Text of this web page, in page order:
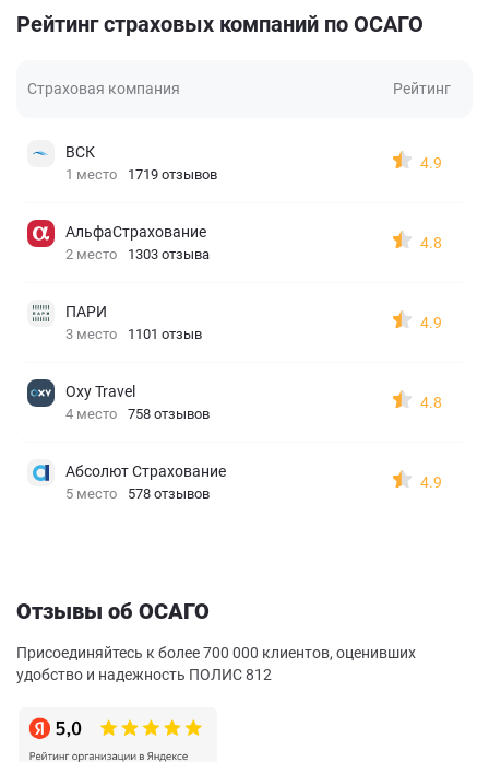
Рейтинг страховых компаний по ОСАГО
Страховая компания Рейтинг
ВСК
1 место 1719 отзывов
4.9
АльфаСтрахование
2 место 1303 отзыва
4.8
ПАРИ
3 место 1101 отзыв
4.9
Oxy Travel
4 место 758 отзывов
4.8
Абсолют Страхование
5 место 578 отзывов
4.9
Отзывы об ОСАГО
Присоединяйтесь к более 700 000 клиентов, оценивших
удобство и надежность ПОЛИС 812